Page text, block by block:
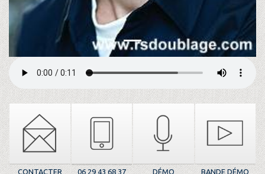
CONTACTER 06 29 43 68 37
DÉMO
BANDE DÉMO